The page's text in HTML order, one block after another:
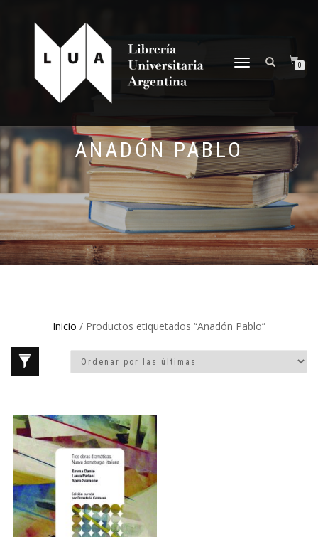
NAVEGACIÓN
0
ANADÓN PABLO
Inicio / Productos etiquetados “Anadón Pablo”